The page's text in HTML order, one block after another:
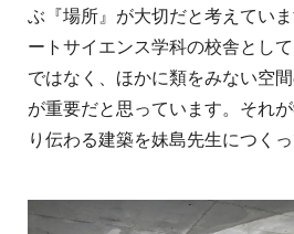
ぶ『場所』が大切だと考えてい
ートサイエンス学科の校舎とし
ではなく、ほかに類をみない空
が重要だと思っています。それ
り伝わる建築を妹島先生につく